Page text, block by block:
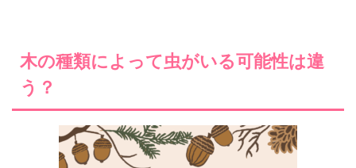
木の種類によって虫がいる可能性は違
う？